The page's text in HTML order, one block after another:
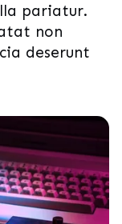
pariatur.
non
deserunt